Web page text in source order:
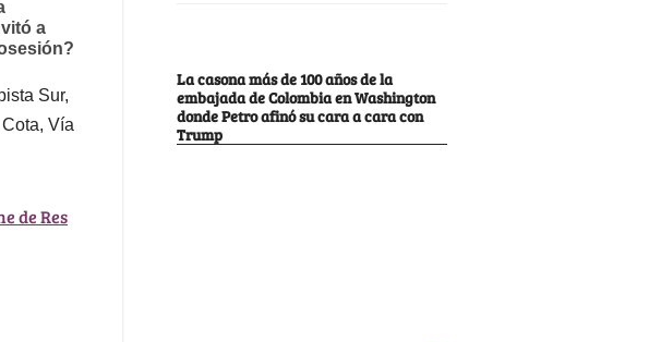
Sur,
Vía
de Res
La casona más de 100 años de la
embajada de Colombia en Washington
donde Petro afinó su cara a cara con
Trump